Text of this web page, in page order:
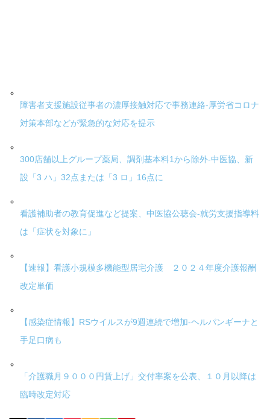
障害者支援施設従事者の濃厚接触対応で事務連絡-厚労省コロナ
対策本部などが緊急的な対応を提示
300店舗以上グループ薬局、調剤基本料1から除外-中医協、新
設「3 ハ」32点または「3 ロ」16点に
看護補助者の教育促進など提案、中医協公聴会-就労支援指導料
は「症状を対象に」
【速報】看護小規模多機能型居宅介護 ２０２４年度介護報酬
改定単価
【感染症情報】RSウイルスが9週連続で増加-ヘルパンギーナと
手足口病も
「介護職月９０００円賃上げ」交付率案を公表、１０月以降は
臨時改定対応